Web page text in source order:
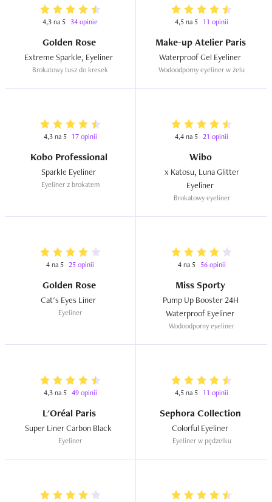
4,3 na 5 34 opinie
Golden Rose
Brokatowy tusz do kresek
4,5 na 5 11 opinii
Make-up Atelier Paris
Wodoodporny eyeliner w żelu
4,3 na 5 17 opinii
Kobo Professional
Eyeliner z brokatem
4,4 na 5 21 opinii
Wibo
x Katosu, Luna Glitter
Brokatowy eyeliner
4 na 5 25 opinii
Golden Rose
Eyeliner
4 na 5 56 opinii
Miss Sporty
Pump Up Booster 24H
Wodoodporny eyeliner
4,3 na 5 49 opinii
L'Oréal Paris
Eyeliner
4,5 na 5 11 opinii
Sephora Collection
Eyeliner w pędzelku